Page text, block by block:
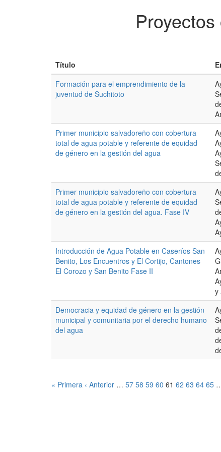
Título
Formación para el emprendimiento de la
juventud de Suchitoto
Primer municipio salvadoreño con cobertura
total de agua potable y referente de equidad
de género en la gestión del agua
Primer municipio salvadoreño con cobertura
total de agua potable y referente de equidad
de género en la gestión del agua. Fase IV
Introducción de Agua Potable en Caseríos San
Benito, Los Encuentros y El Cortijo, Cantones
El Corozo y San Benito Fase II
y
Democracia y equidad de género en la gestión
municipal y comunitaria por el derecho humano
del agua
« Primera ‹ Anterior … 57 58 59 60 61 62 63 64 65